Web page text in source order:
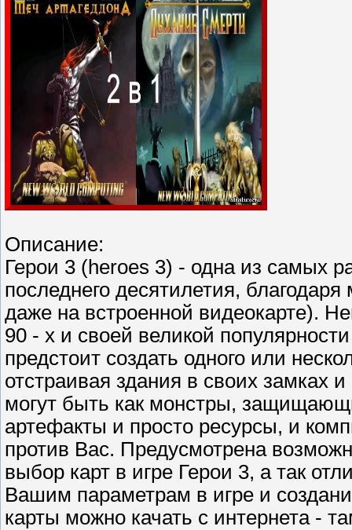
Описание:
Герои 3 (heroes 3) - одна из самых
последнего десятилетия,
даже на встроенной видеокарте).
90 - х и своей великой
предстоит создать одного или
отстраивая здания в своих замках
могут быть как монстры,
артефакты и просто ресурсы, и
против Вас. Предусмотрена
выбор карт в игре Герои 3, а так
Вашим параметрам в игре и
карты можно качать с интернета -